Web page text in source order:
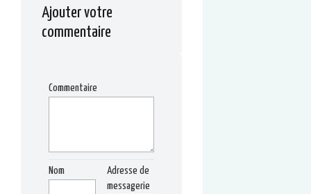
Ajouter votre
commentaire
Commentaire
Nom
Adresse de
messagerie